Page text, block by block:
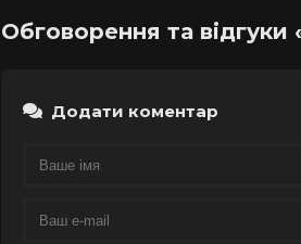
Обговорення та
Додати коментар